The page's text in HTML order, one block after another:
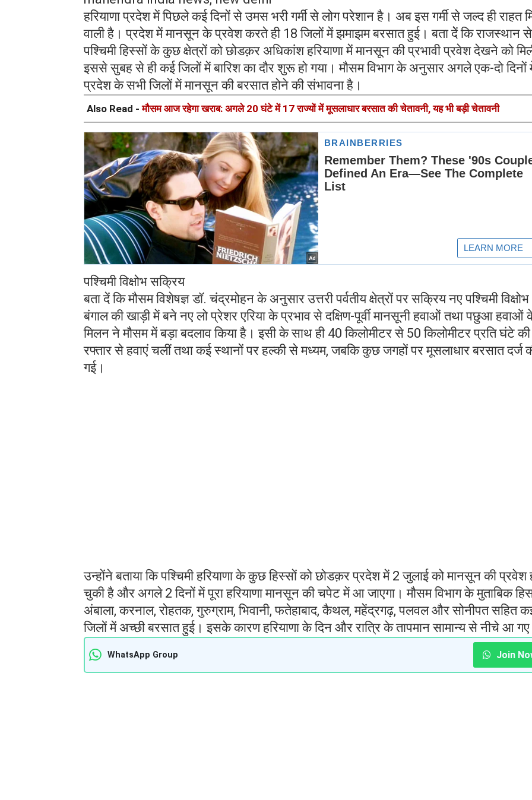
हरियाणा प्रदेश में पिछले कई दिनों से उमस भरी गर्मी से लोग परेशान है। अब इस गर्मी से जल्द ही राहत
वाली है। प्रदेश में मानसून के प्रवेश करते ही 18 जिलों में झमाझम बरसात हुई। बता देें कि राजस्थान
पश्चिमी हिस्सों के कुछ क्षेत्रों को छोडक़र अधिकांश हरियाणा में मानसून की प्रभावी प्रवेश देखने को
इससे सुबह से ही कई जिलों में बारिश का दौर शुरू हो गया। मौसम विभाग के अनुसार अगले एक-दो दिनों
प्रदेश के सभी जिलों में मानसून की बरसात होने की संभावना है।
Also Read -मौसम आज रहेगा खराब: अगले 20 घंटे में 17 राज्यों में मूसलाधार बरसात की चेतावनी, यह भी बड़ी चेतावनी
पश्चिमी विक्षोभ सक्रिय
बता दें कि मौसम विशेषज्ञ डॉ. चंद्रमोहन के अनुसार उत्तरी पर्वतीय क्षेत्रों पर सक्रिय नए पश्चिमी
बंगाल की खाड़ी में बने नए लो प्रेशर एरिया के प्रभाव से दक्षिण-पूर्वी मानसूनी हवाओं तथा पछुआ हवाओं
मिलन ने मौसम में बड़ा बदलाव किया है। इसी के साथ ही 40 किलोमीटर से 50 किलोमीटर प्रति घंटे की
रफ्तार से हवाएं चलीं तथा कई स्थानों पर हल्की से मध्यम, जबकि कुछ जगहों पर मूसलाधार बरसात दर्ज
गई।
उन्होंने बताया कि पश्चिमी हरियाणा के कुछ हिस्सों को छोडक़र प्रदेश में 2 जुलाई को मानसून की प्रवेश
चुकी है और अगले 2 दिनों में पूरा हरियाणा मानसून की चपेट में आ जाएगा। मौसम विभाग के मुताबिक
अंबाला, करनाल, रोहतक, गुरुग्राम, भिवानी, फतेहाबाद, कैथल, महेंद्रगढ़, पलवल और सोनीपत सहित
जिलों में अच्छी बरसात हुई। इसके कारण हरियाणा के दिन और रात्रि के तापमान सामान्य से नीचे आ
WhatsApp Group Join